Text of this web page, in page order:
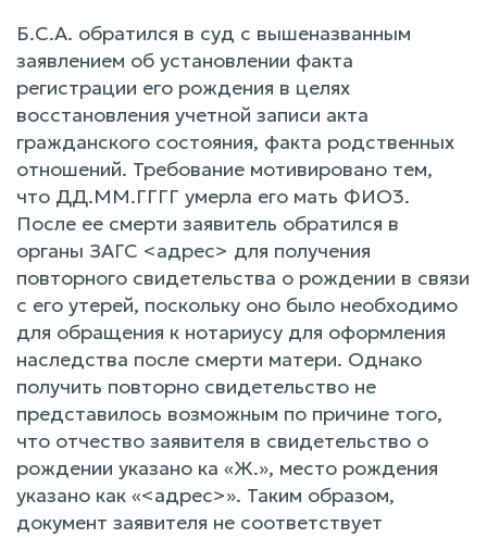
Б.С.А. обратился в суд с вышеназванным
заявлением об установлении факта
регистрации его рождения в целях
восстановления учетной записи акта
гражданского состояния, факта родственных
отношений. Требование мотивировано тем,
что ДД.ММ.ГГГГ умерла его мать ФИО3.
После ее смерти заявитель обратился в
органы ЗАГС <адрес> для получения
повторного свидетельства о рождении в связи
с его утерей, поскольку оно было необходимо
для обращения к нотариусу для оформления
наследства после смерти матери. Однако
получить повторно свидетельство не
представилось возможным по причине того,
что отчество заявителя в свидетельство о
рождении указано ка «Ж.», место рождения
указано как «<адрес>». Таким образом,
документ заявителя не соответствует